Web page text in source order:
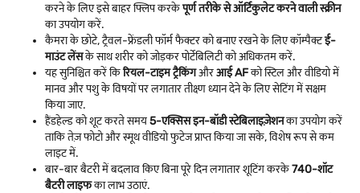
करने के लिए इसे बाहर फ्लिप करकेपूर्ण तरीके से ऑर्टिकुलेट करने वाली स्क्रीन
का उपयोग करें.
कैमरा के छोटे, ट्रैवल-फ्रेंडली फॉर्म फैक्टर को बनाए रखने के लिए कॉम्पैक्टई-
माउंट लेंसके साथ शरीर को जोड़कर पोर्टेबिलिटी को अधिकतम करें.
यह सुनिश्चित करें किरियल-टाइम ट्रैकिंगऔरआई AFको स्टिल और वीडियो में
मानव और पशु के विषयों पर लगातार तीक्ष्ण ध्यान देने के लिए सेटिंग में सक्षम
किया जाए.
हैंडहेल्ड को शूट करते समय5-एक्सिस इन-बॉडी स्टेबिलाइज़ेशनका उपयोग करें
ताकि तेज़ फोटो और स्मूथ वीडियो फुटेज प्राप्त किया जा सके, विशेष रूप से कम
लाइट में.
बार-बार बैटरी में बदलाव किए बिना पूरे दिन लगातार शूटिंग करके740-शॉट
बैटरी लाइफका लाभ उठाएं.